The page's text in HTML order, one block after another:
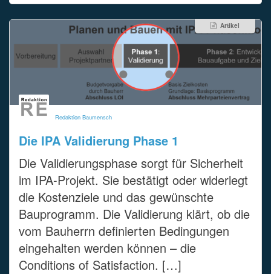
Artikel
Redaktion Baumensch
Die IPA Validierung Phase 1
Die Validierungsphase sorgt für Sicherheit
im IPA-Projekt. Sie bestätigt oder widerlegt
die Kostenziele und das gewünschte
Bauprogramm. Die Validierung klärt, ob die
vom Bauherrn definierten Bedingungen
eingehalten werden können – die
Conditions of Satisfaction. […]